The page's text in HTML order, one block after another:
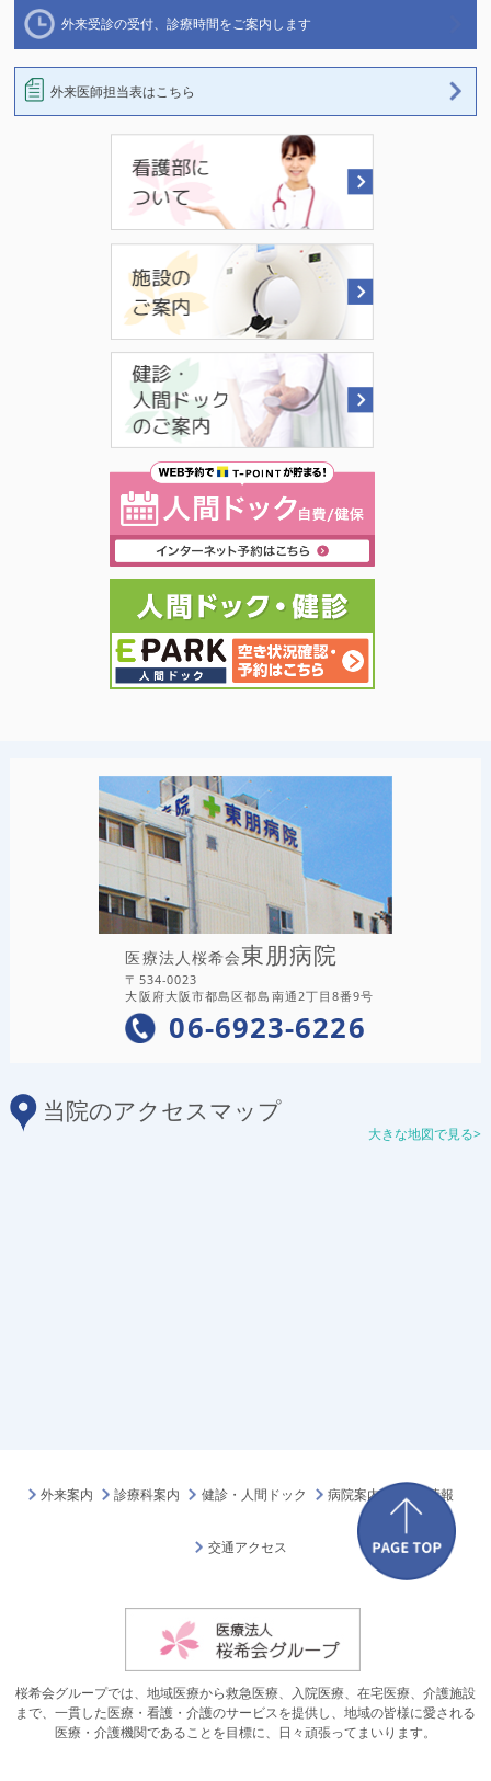
外来受診の受付、診療時間をご案内します
外来医師担当表はこちら
医療法人桜希会東朋病院
〒534-0023
大阪府大阪市都島区都島南通2丁目8番9号
06-6923-6226
当院のアクセスマップ
大きな地図で見る>
外来案内 診療科案内 健診・人間ドック 病院案内 採用情報
交通アクセス
桜希会グループでは、地域医療から救急医療、入院医療、在宅医療、介護施設
まで、一貫した医療・看護・介護のサービスを提供し、地域の皆様に愛される
医療・介護機関であることを目標に、日々頑張ってまいります。